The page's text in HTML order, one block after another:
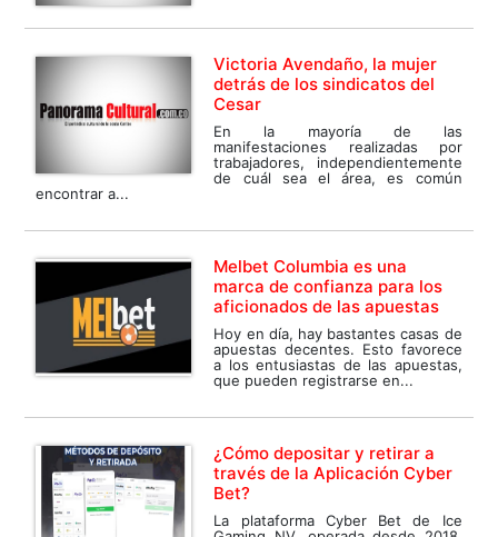
Victoria Avendaño, la mujer
detrás de los sindicatos del
Cesar
En la mayoría de las
manifestaciones realizadas por
trabajadores, independientemente
de cuál sea el área, es común
encontrar a...
Melbet Columbia es una
marca de confianza para los
aficionados de las apuestas
Hoy en día, hay bastantes casas de
apuestas decentes. Esto favorece
a los entusiastas de las apuestas,
que pueden registrarse en...
¿Cómo depositar y retirar a
través de la Aplicación Cyber
Bet?
La plataforma Cyber ​​Bet de Ice